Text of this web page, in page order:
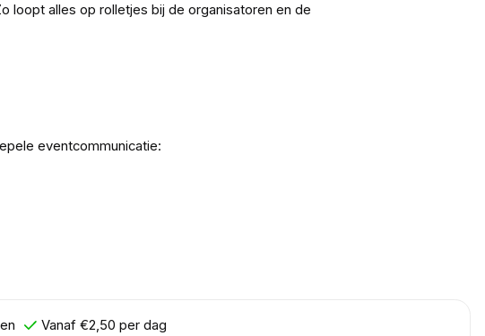
loopt alles op rolletjes bij de organisatoren en de
eventcommunicatie:
Vanaf €2,50 per dag